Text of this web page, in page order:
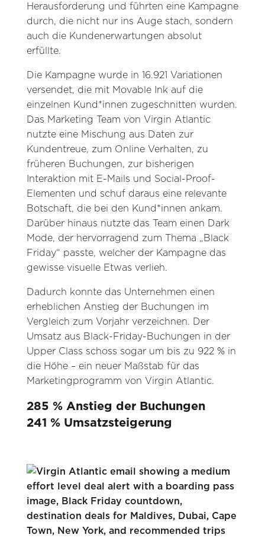
Herausforderung und führten eine Kampagne
durch, die nicht nur ins Auge stach, sondern
auch die Kundenerwartungen absolut
erfüllte.
Die Kampagne wurde in 16.921 Variationen
versendet, die mit Movable Ink auf die
einzelnen Kund*innen zugeschnitten wurden.
Das Marketing Team von Virgin Atlantic
nutzte eine Mischung aus Daten zur
Kundentreue, zum Online Verhalten, zu
früheren Buchungen, zur bisherigen
Interaktion mit E-Mails und Social-Proof-
Elementen und schuf daraus eine relevante
Botschaft, die bei den Kund*innen ankam.
Darüber hinaus nutzte das Team einen Dark
Mode, der hervorragend zum Thema „Black
Friday“ passte, welcher der Kampagne das
gewisse visuelle Etwas verlieh.
Dadurch konnte das Unternehmen einen
erheblichen Anstieg der Buchungen im
Vergleich zum Vorjahr verzeichnen. Der
Umsatz aus Black-Friday-Buchungen in der
Upper Class schoss sogar um bis zu 922 % in
die Höhe – ein neuer Maßstab für das
Marketingprogramm von Virgin Atlantic.
285 % Anstieg der Buchungen
241 % Umsatzsteigerung